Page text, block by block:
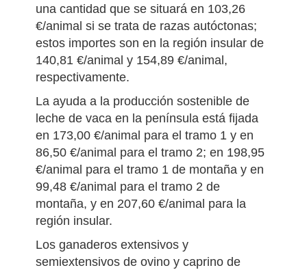
una cantidad que se situará en 103,26
€/animal si se trata de razas autóctonas;
estos importes son en la región insular de
140,81 €/animal y 154,89 €/animal,
respectivamente.
La ayuda a la producción sostenible de
leche de vaca en la península está fijada
en 173,00 €/animal para el tramo 1 y en
86,50 €/animal para el tramo 2; en 198,95
€/animal para el tramo 1 de montaña y en
99,48 €/animal para el tramo 2 de
montaña, y en 207,60 €/animal para la
región insular.
Los ganaderos extensivos y
semiextensivos de ovino y caprino de